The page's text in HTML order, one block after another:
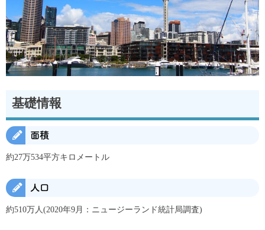
基礎情報
面積
約27万534平方キロメートル
人口
約510万人(2020年9月：ニュージーランド統計局調査)